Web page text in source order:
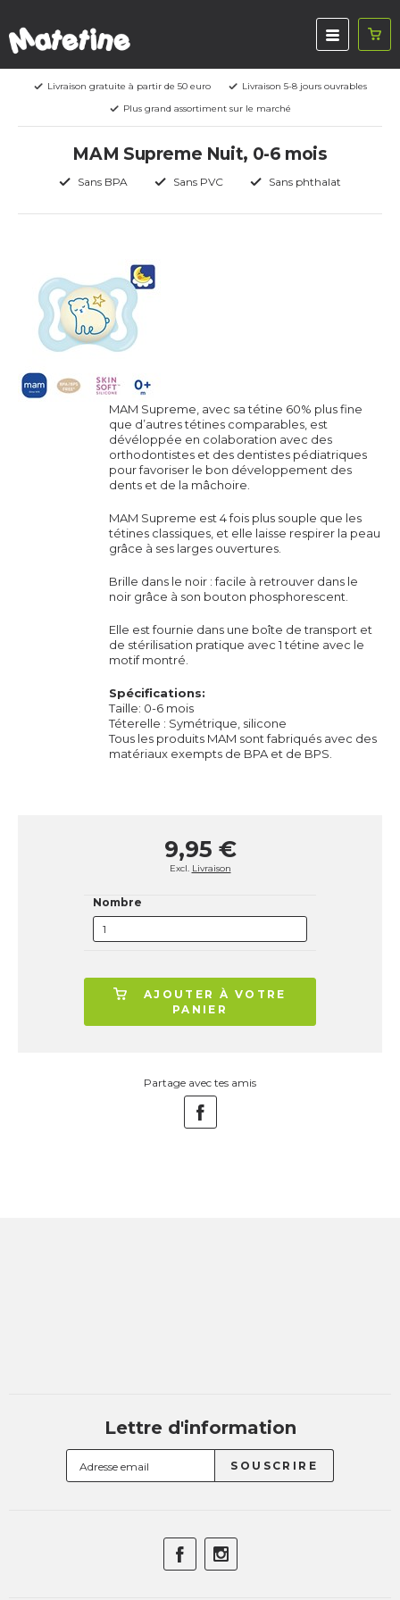
Livraison gratuite à partir de 50 euro
Livraison 5-8 jours ouvrables
Plus grand assortiment sur le marché
MAM Supreme Nuit, 0-6 mois
Sans BPA Sans PVC Sans phthalat
MAM Supreme, avec sa tétine 60% plus fine
que d’autres tétines comparables, est
dévéloppée en colaboration avec des
orthodontistes et des dentistes pédiatriques
pour favoriser le bon développement des
dents et de la mâchoire.
MAM Supreme est 4 fois plus souple que les
tétines classiques, et elle laisse respirer la peau
grâce à ses larges ouvertures.
Brille dans le noir : facile à retrouver dans le
noir grâce à son bouton phosphorescent.
Elle est fournie dans une boîte de transport et
de stérilisation pratique avec 1 tétine avec le
motif montré.
Spécifications:
Taille: 0-6 mois
Téterelle : Symétrique, silicone
Tous les produits MAM sont fabriqués avec des
matériaux exempts de BPA et de BPS.
9,95 €
Excl. Livraison
Nombre
AJOUTER À VOTRE
PANIER
Partage avec tes amis
Lettre d'information